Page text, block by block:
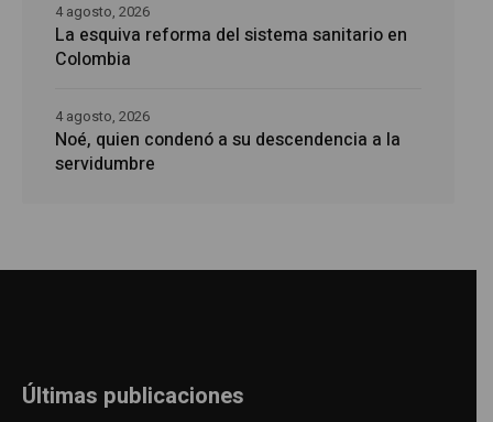
La esquiva reforma del sistema sanitario en
Colombia
4 agosto, 2026
Noé, quien condenó a su descendencia a la
servidumbre
4 agosto, 2026
Últimas publicaciones